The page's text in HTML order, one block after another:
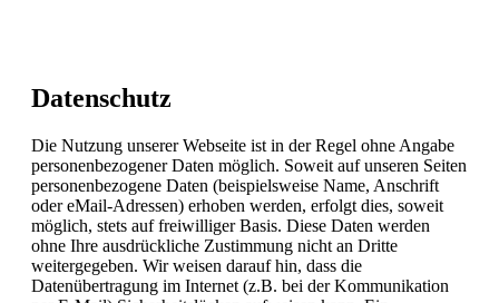
Datenschutz
Die Nutzung unserer Webseite ist in der Regel ohne Angabe
personenbezogener Daten möglich. Soweit auf unseren Seiten
personenbezogene Daten (beispielsweise Name, Anschrift
oder eMail-Adressen) erhoben werden, erfolgt dies, soweit
möglich, stets auf freiwilliger Basis. Diese Daten werden
ohne Ihre ausdrückliche Zustimmung nicht an Dritte
weitergegeben. Wir weisen darauf hin, dass die
Datenübertragung im Internet (z.B. bei der Kommunikation